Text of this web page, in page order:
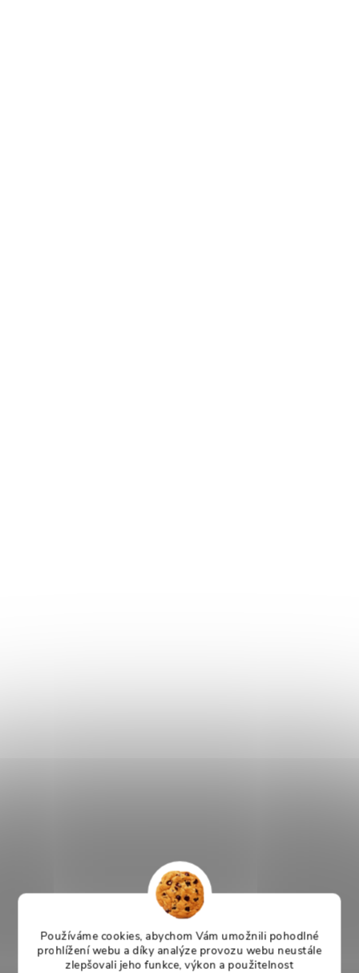
Používáme cookies, abychom Vám umožnili pohodlné
prohlížení webu a díky analýze provozu webu neustále
zlepšovali jeho funkce, výkon a použitelnost